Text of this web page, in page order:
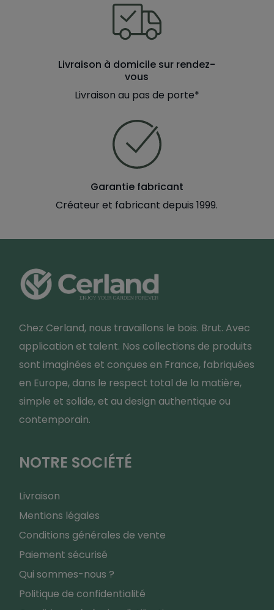
Livraison à domicile sur rendez-
vous
Livraison au pas de porte*
Garantie fabricant
Créateur et fabricant depuis 1999.
Chez Cerland, nous travaillons le bois. Brut. Avec
application et talent. Nos collections de produits
sont imaginées et conçues en France, fabriquées
en Europe, dans le respect total de la matière,
simple et solide, et au design authentique ou
contemporain.
NOTRE SOCIÉTÉ
Livraison
Mentions légales
Conditions générales de vente
Paiement sécurisé
Qui sommes-nous ?
Politique de confidentialité